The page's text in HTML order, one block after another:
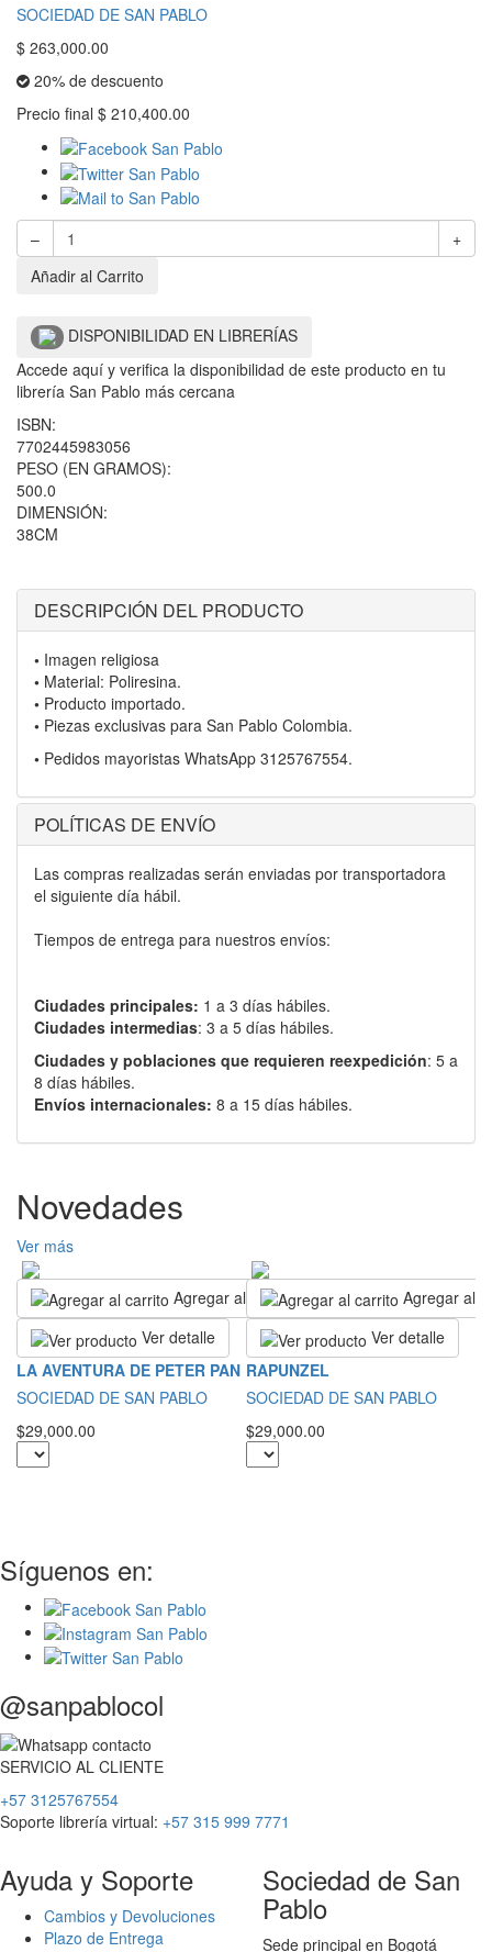
SOCIEDAD DE SAN PABLO
$ 263,000.00
20% de descuento
Precio final $ 210,400.00
–
+
Añadir al Carrito
DISPONIBILIDAD EN LIBRERÍAS
Accede aquí y verifica la disponibilidad de este producto en tu
librería San Pablo más cercana
ISBN:
7702445983056
PESO (EN GRAMOS):
500.0
DIMENSIÓN:
38CM
DESCRIPCIÓN DEL PRODUCTO
• Imagen religiosa
• Material: Poliresina.
• Producto importado.
• Piezas exclusivas para San Pablo Colombia.
• Pedidos mayoristas WhatsApp 3125767554.
POLÍTICAS DE ENVÍO
Las compras realizadas serán enviadas por transportadora
el siguiente día hábil.
Tiempos de entrega para nuestros envíos:
Ciudades principales: 1 a 3 días hábiles.
Ciudades intermedias: 3 a 5 días hábiles.
Ciudades y poblaciones que requieren reexpedición: 5 a
8 días hábiles.
Envíos internacionales: 8 a 15 días hábiles.
Novedades
Ver más
Agregar al carrito
Ver detalle
LA AVENTURA DE PETER PAN
SOCIEDAD DE SAN PABLO
$29,000.00
Agregar al
Ver detalle
RAPUNZEL
SOCIEDAD DE SAN PABLO
$29,000.00
Síguenos en:
@sanpablocol
SERVICIO AL CLIENTE
+57 3125767554
Soporte librería virtual: +57 315 999 7771
Ayuda y Soporte
Cambios y Devoluciones
Plazo de Entrega
Sociedad de San
Pablo
Sede principal en Bogotá